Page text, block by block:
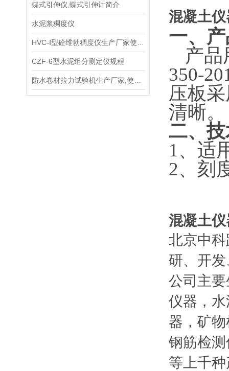
蝶式引伸仪,蝶式引伸计简介
水泥浆稠度仪
CZF-6型水泥组分测定仪规程
混凝土
一、
产品
350-
压板
清晰。
二、
1、适
2、刻
混凝土
北京中
研、开
公司主
仪器，
器，矿
钢筋检
等上千